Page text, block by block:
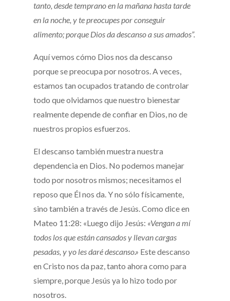
tanto, desde temprano en la mañana hasta tarde
en la noche, y te preocupes por conseguir
alimento; porque Dios da descanso a sus amados”.
Aquí vemos cómo Dios nos da descanso
porque se preocupa por nosotros. A veces,
estamos tan ocupados tratando de controlar
todo que olvidamos que nuestro bienestar
realmente depende de confiar en Dios, no de
nuestros propios esfuerzos.
El descanso también muestra nuestra
dependencia en Dios. No podemos manejar
todo por nosotros mismos; necesitamos el
reposo que Él nos da. Y no sólo físicamente,
sino también a través de Jesús. Como dice en
Mateo 11:28: «Luego dijo Jesús: «Vengan a mí
todos los que están cansados y llevan cargas
pesadas, y yo les daré descanso.» Este descanso
en Cristo nos da paz, tanto ahora como para
siempre, porque Jesús ya lo hizo todo por
nosotros.